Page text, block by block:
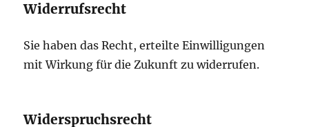
Widerrufsrecht
Sie haben das Recht, erteilte Einwilligungen
mit Wirkung für die Zukunft zu widerrufen.
Widerspruchsrecht